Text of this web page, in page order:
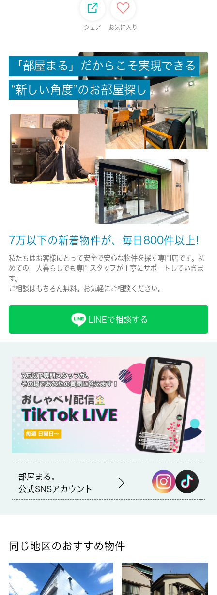
駐車場/料金
無/-
有/18000円
保険名/保険期間
-/2年
保証料：エポス初回総賃料５０％継続保証委託料毎月１．５％
賃貸区分/契約期間
一般/2年
近くにはファミリーマート 祐天寺駅前店(徒歩6分)がありちょっ
とした買い物に便利です。間取りがよい部屋よりワンルームで広
さのある部屋で開放感満載です。 城南コミュニティは、目黒区
でこれまで沢山のお客様に満足していただけるよう、お部屋探し
をしてきました。お部屋探しを全力でサポート致しますので、ま
ずはご連絡ください。
シェア お気に入り
「 部屋 ま る 」 だ か ら こ そ実現で き る
“新 し い角 度”のお部屋探 し
7万以下の新着物件が、毎日800件以上!
私たちはお客様にとって安全で安心な物件を探す専門店です。初
めての一人暮らしでも専門スタッフが丁寧にサポートしていきま
す。
ご相談はもちろん無料。お気軽にご相談ください。
LINEで相談する
部屋まる。
公式SNSアカウント
同じ地区のおすすめ物件